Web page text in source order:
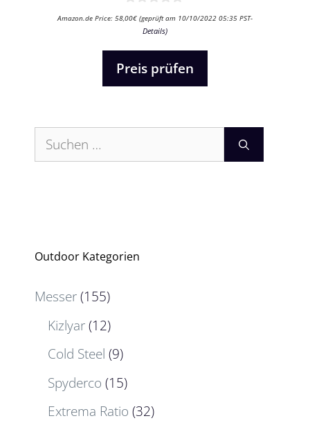
0
v
Amazon.de Price: 58,00€ (geprüft am 10/10/2022 05:35 PST-
Details)
Preis prüfen
Suchen
nach:
Outdoor Kategorien
Messer(155)
Kizlyar(12)
Cold Steel (9)
Spyderco (15)
Extrema Ratio (32)